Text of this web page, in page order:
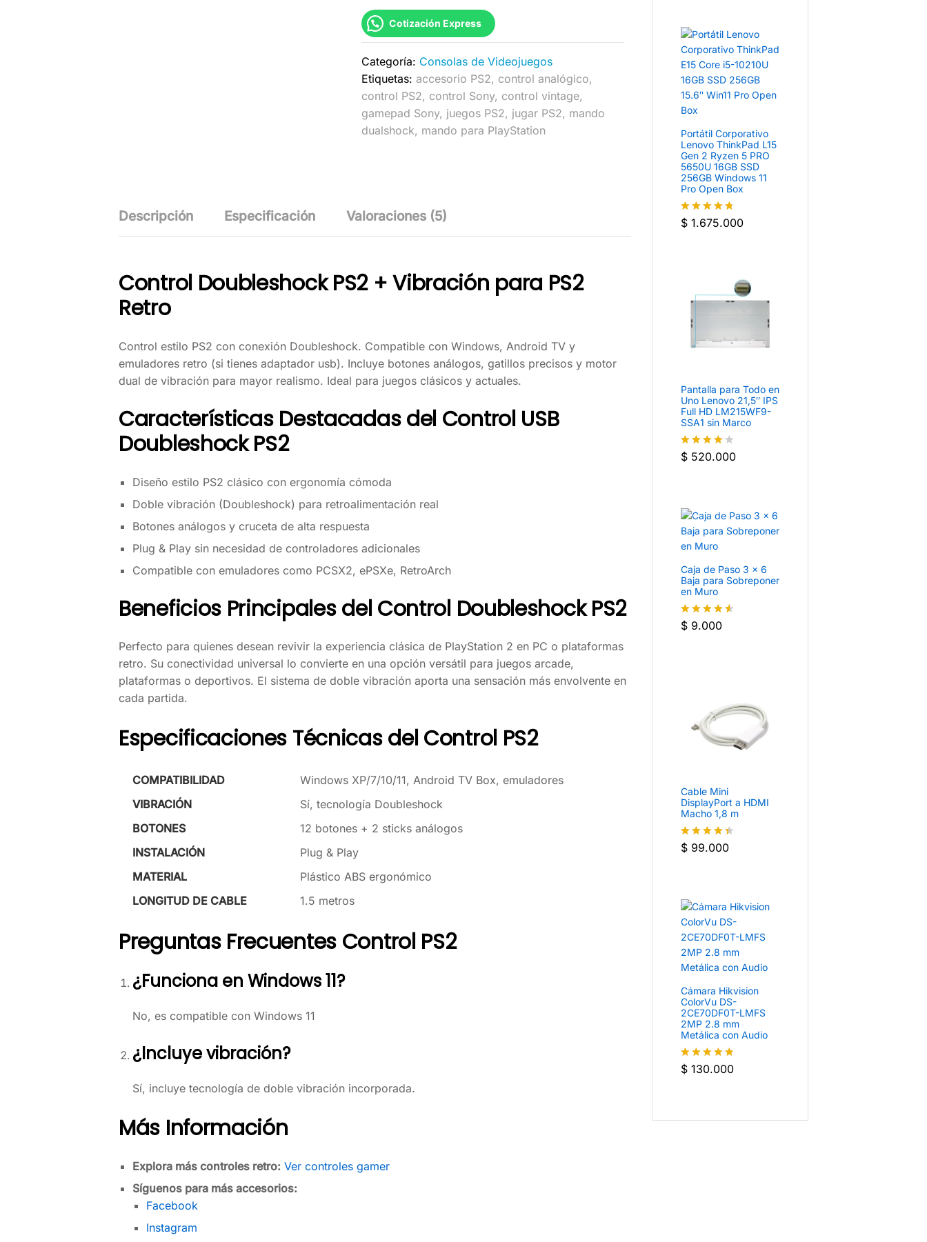
PS2
Retro
Cotización Express
Categoría: Consolas de Videojuegos
Etiquetas: accesorio PS2, control analógico,
control PS2, control Sony, control vintage,
gamepad Sony, juegos PS2, jugar PS2, mando
dualshock, mando para PlayStation
Descripción Especificación Valoraciones (5)
Control Doubleshock PS2 + Vibración para PS2
Retro
Control estilo PS2 con conexión Doubleshock. Compatible con Windows, Android TV y
emuladores retro (si tienes adaptador usb). Incluye botones análogos, gatillos precisos y motor
dual de vibración para mayor realismo. Ideal para juegos clásicos y actuales.
Características Destacadas del Control USB
Doubleshock PS2
Diseño estilo PS2 clásico con ergonomía cómoda
Doble vibración (Doubleshock) para retroalimentación real
Botones análogos y cruceta de alta respuesta
Plug & Play sin necesidad de controladores adicionales
Compatible con emuladores como PCSX2, ePSXe, RetroArch
Beneficios Principales del Control Doubleshock PS2
Perfecto para quienes desean revivir la experiencia clásica de PlayStation 2 en PC o plataformas
retro. Su conectividad universal lo convierte en una opción versátil para juegos arcade,
plataformas o deportivos. El sistema de doble vibración aporta una sensación más envolvente en
cada partida.
Especificaciones Técnicas del Control PS2
COMPATIBILIDAD
Windows XP/7/10/11, Android TV Box, emuladores
VIBRACIÓN
Sí, tecnología Doubleshock
BOTONES
12 botones + 2 sticks análogos
INSTALACIÓN
Plug & Play
MATERIAL
Plástico ABS ergonómico
LONGITUD DE CABLE
1.5 metros
Preguntas Frecuentes Control PS2
¿Funciona en Windows 11?
No, es compatible con Windows 11
¿Incluye vibración?
Sí, incluye tecnología de doble vibración incorporada.
Más Información
Explora más controles retro: Ver controles gamer
Síguenos para más accesorios:
Facebook
Instagram
Portátil Corporativo
Lenovo ThinkPad L15
Gen 2 Ryzen 5 PRO
5650U 16GB SSD
256GB Windows 11
Pro Open Box
Valorado
$1.675.000
Pantalla para Todo en
Uno Lenovo 21,5″ IPS
Full HD LM215WF9-
SSA1 sin Marco
Valorado
$520.000
Caja de Paso 3 × 6
Baja para Sobreponer
en Muro
Valorado
$9.000
Cable Mini
DisplayPort a HDMI
Macho 1,8 m
Valorado
$99.000
Cámara Hikvision
ColorVu DS-
2CE70DF0T-LMFS
2MP 2.8 mm
Metálica con Audio
Valorado
$130.000